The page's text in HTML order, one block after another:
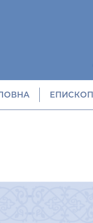
EПИСКОП